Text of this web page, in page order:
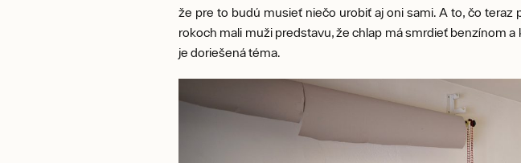
že pre to budú musieť niečo urobiť aj oni sami. A to, čo
rokoch mali muži predstavu, že chlap má smrdieť benzínom
je doriešená téma.